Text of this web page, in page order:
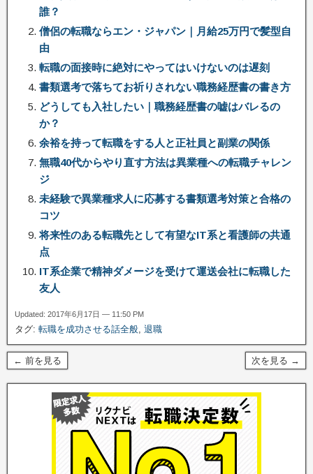
誰？
僧侶の転職ならエン・ジャパン｜月給25万円で髪型自
由
転職の面接時に絶対にやってはいけないのは遅刻
書類選考で落ちてお祈りされない職務経歴書の書き方
どうしても入社したい｜職務経歴書の嘘はバレるの
か？
余裕を持って転職をする人と正社員と副業の関係
無職40代からやり直す方法は異業種への転職チャレン
ジ
未経験で異業種求人に応募する書類選考対策と合格の
コツ
将来性のある転職先として有望なIT系と看護師の共通
点
IT系企業で精神ダメージを受けて運送会社に転職した
友人
Updated: 2017年6月17日 — 11:50 PM
タグ: 転職を成功させる話全般, 退職
← 前を見る 次を見る →